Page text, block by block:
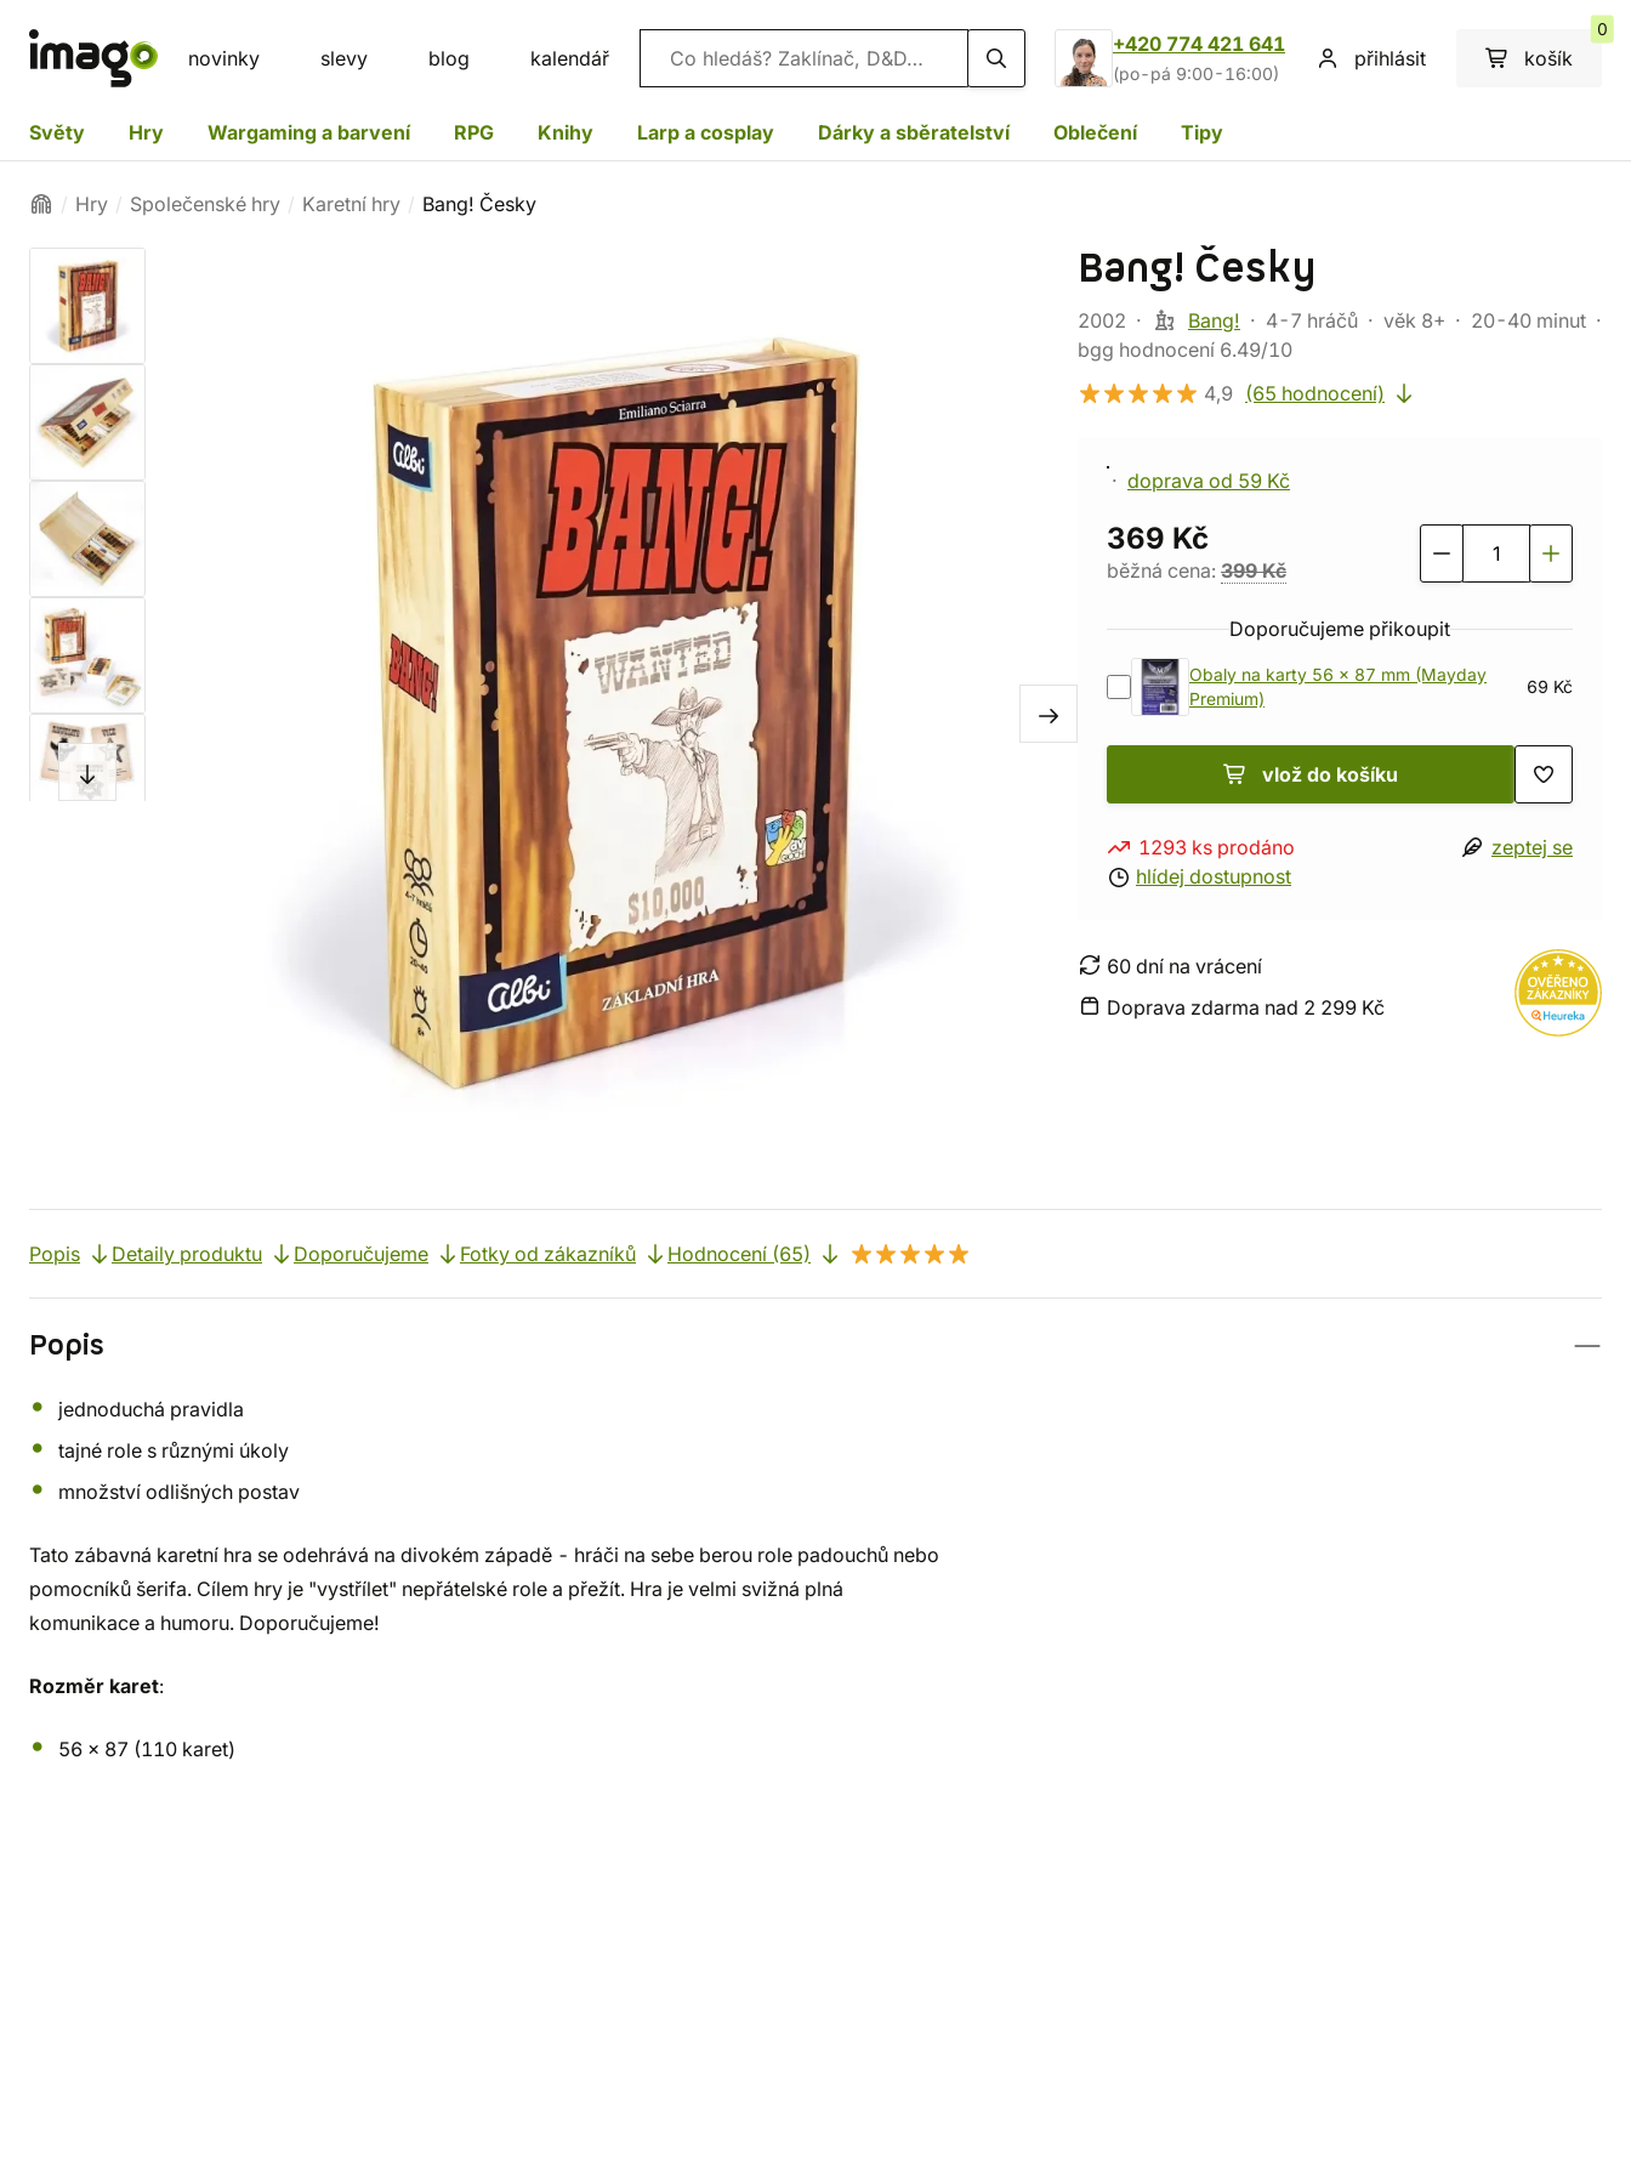
novinky slevy blog kalendář Vyhledávání
+420 774 421 641
(po-pá 9:00-16:00)
přihlásit košík
0
Světy Hry Wargaming a barvení RPG Knihy Larp a cosplay Dárky a sběratelství Oblečení Tipy
Hry Společenské hry Karetní hry Bang! Česky
Bang! Česky
2002 Bang! 4-7 hráčů věk 8+
20-40 minut
bgg hodnocení 6.49/10
4,9 (65 hodnocení)
doprava od 59 Kč
369 Kč
běžná cena: 399 Kč
Doporučujeme přikoupit
Obaly na karty 56 x 87 mm (Mayday
Premium)
69 Kč
vlož do košíku
1293 ks prodáno
hlídej dostupnost
zeptej se
60 dní na vrácení
Doprava zdarma nad 2 299 Kč
Popis Detaily produktu Doporučujeme Fotky od zákazníků Hodnocení (65)
Popis
jednoduchá pravidla
tajné role s různými úkoly
množství odlišných postav
Tato zábavná karetní hra se odehrává na divokém západě - hráči na sebe berou role padouchů nebo
pomocníků šerifa. Cílem hry je "vystřílet" nepřátelské role a přežít. Hra je velmi svižná plná
komunikace a humoru. Doporučujeme!
Rozměr karet:
56 x 87 (110 karet)